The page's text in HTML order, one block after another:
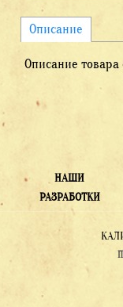
Описание
Описание товара
НАШИ
РАЗРАБОТКИ